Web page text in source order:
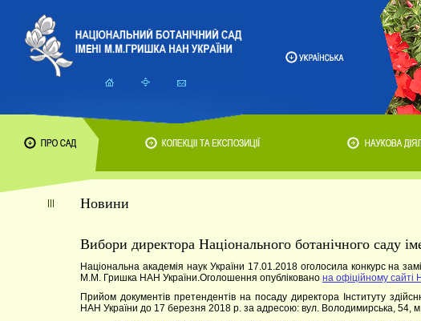
Новини
Вибори директора Національного ботанічного
Національна академія наук України 17.01.2018 оголосила конкурс на
М.М. Гришка НАН України.Оголошення опубліковано на офіційному сайті
Прийом документів претендентів на посаду директора Інституту
НАН України до 17 березня 2018 р. за адресою: вул. Володимирська, 54,